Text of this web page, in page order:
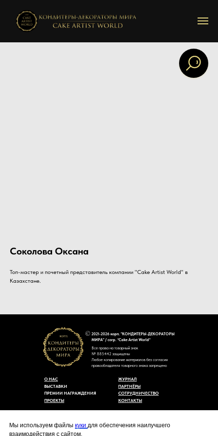
Мы используем файлы куки для обеспечения наилучшего
взаимодействия с сайтом.
Соколова Оксана
Топ-мастер и почетный представитель компании "Cake Artist World" в
Казахстане.
2021-2026 корп. "КОНДИТЕРЫ-ДЕКОРАТОРЫ
МИРА" / corp. “Cake Artist World”
Все права на товарный знак
№ 885442 защищены
Любое копирование материалов без согласия
правообладателя товарного знака запрещено
КОНТАКТЫ
СОТРУДНИЧЕСТВО
ЖУРНАЛ
ПАРТНЁРЫ
ПРЕМИИ НАГРАЖДЕНИЯ
ПРОЕКТЫ
ВЫСТАВКИ
О НАС
Политика конфиденциальности